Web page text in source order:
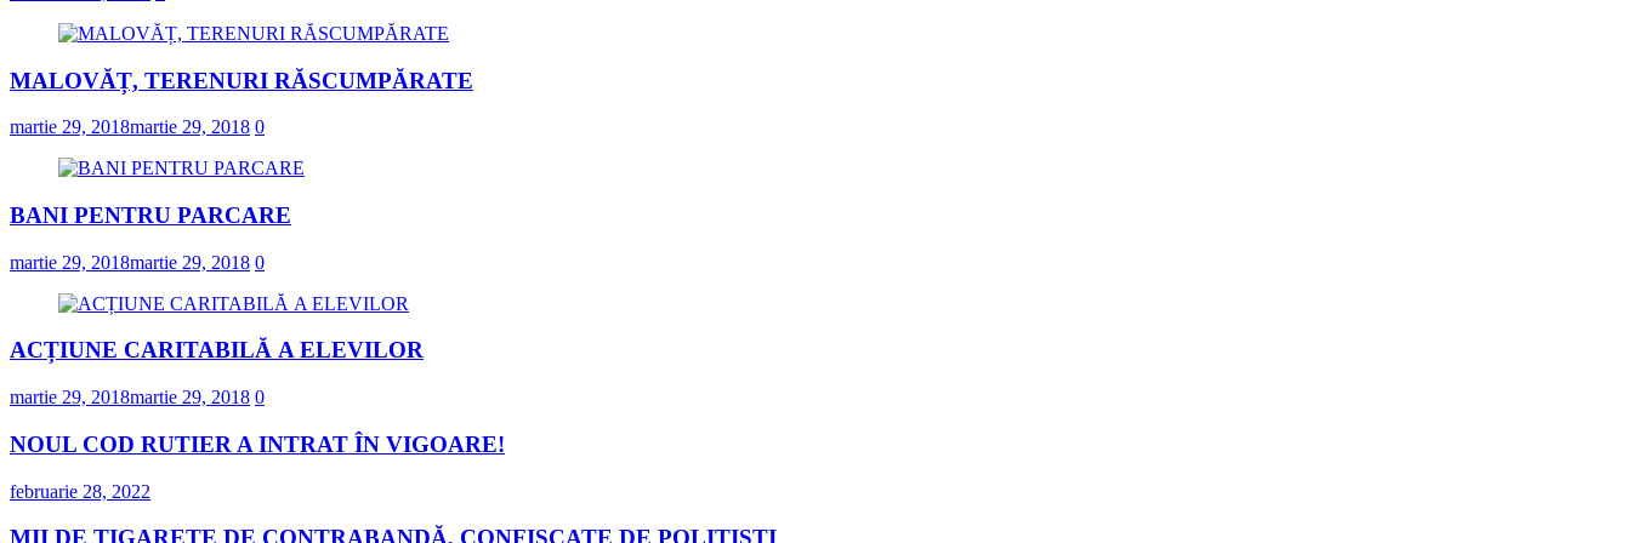
MALOVĂȚ, TERENURI RĂSCUMPĂRATE
martie 29, 2018martie 29, 2018 0
BANI PENTRU PARCARE
martie 29, 2018martie 29, 2018 0
ACȚIUNE CARITABILĂ A ELEVILOR
martie 29, 2018martie 29, 2018 0
NOUL COD RUTIER A INTRAT ÎN VIGOARE!
februarie 28, 2022